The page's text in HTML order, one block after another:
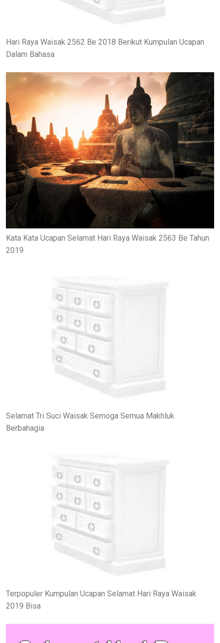
Hari Raya Waisak 2562 Be 2018 Berikut Kumpulan Ucapan
Dalam Bahasa
Kata Kata Ucapan Selamat Hari Raya Waisak 2563 Be Tahun
2019
Selamat Tri Suci Waisak Semoga Semua Makhluk
Berbahagia
Terpopuler Kumpulan Ucapan Selamat Hari Raya Waisak
2019 Bisa